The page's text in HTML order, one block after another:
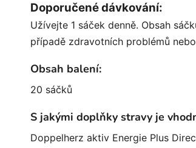
Doporučené dávkování:
Užívejte 1 sáček denně. Obsah
případě zdravotních problémů
Obsah balení:
20 sáčků
S jakými doplňky stravy je
Doppelherz aktiv Energie Plus